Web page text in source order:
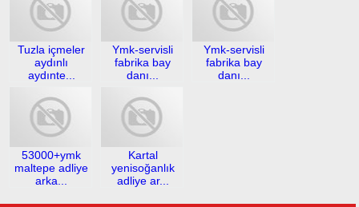
Tuzla içmeler
aydınlı
aydınte...
Ymk-servisli
fabrika bay
danı...
Ymk-servisli
fabrika bay
danı...
53000+ymk
maltepe adliye
arka...
Kartal
yenisoğanlık
adliye ar...